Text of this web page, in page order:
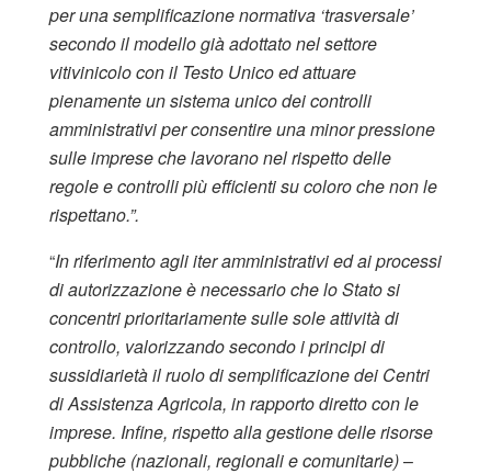
per una semplificazione normativa ‘trasversale’
secondo il modello già adottato nel settore
vitivinicolo con il Testo Unico ed attuare
pienamente un sistema unico dei controlli
amministrativi per consentire una minor pressione
sulle imprese che lavorano nel rispetto delle
regole e controlli più efficienti su coloro che non le
rispettano.”.
“In riferimento agli iter amministrativi ed ai processi
di autorizzazione è necessario che lo Stato si
concentri prioritariamente sulle sole attività di
controllo, valorizzando secondo i principi di
sussidiarietà il ruolo di semplificazione dei Centri
di Assistenza Agricola, in rapporto diretto con le
imprese. Infine, rispetto alla gestione delle risorse
pubbliche (nazionali, regionali e comunitarie)–